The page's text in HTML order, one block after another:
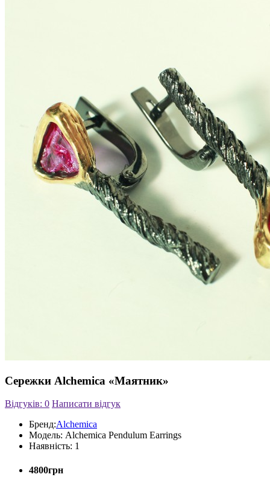
Сережки Alchemica «Маятник»
Відгуків: 0 Написати відгук
Бренд:Alchemica
Модель: Alchemica Pendulum Earrings
Наявність: 1
4800грн